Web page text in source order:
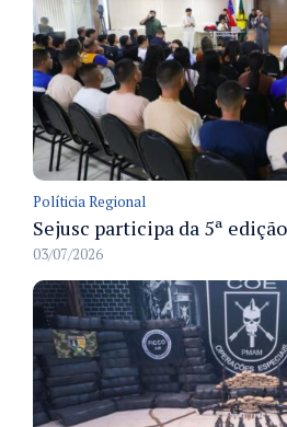
Políticia Regional
03/07/2026